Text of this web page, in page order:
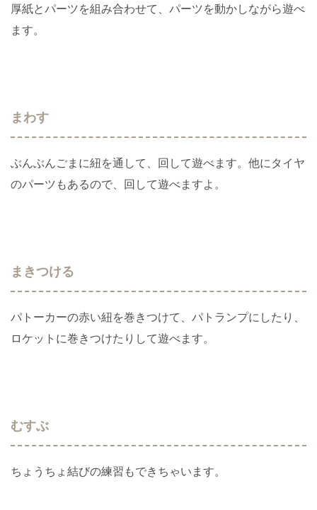
厚紙とパーツを組み合わせて、パーツを動かしながら遊べ
ます。
まわす
ぶんぶんごまに紐を通して、回して遊べます。他にタイヤ
のパーツもあるので、回して遊べますよ。
まきつける
パトーカーの赤い紐を巻きつけて、パトランプにしたり、
ロケットに巻きつけたりして遊べます。
むすぶ
ちょうちょ結びの練習もできちゃいます。